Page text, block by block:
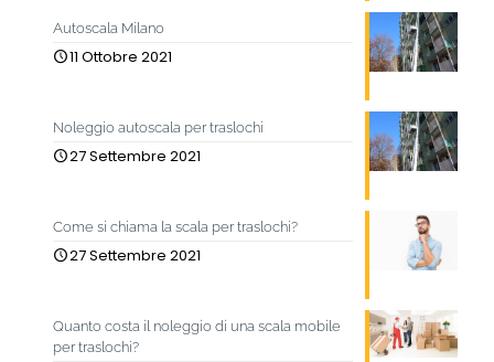
Autoscala Milano
11 Ottobre 2021
Noleggio autoscala per traslochi
27 Settembre 2021
Come si chiama la scala per traslochi?
27 Settembre 2021
Quanto costa il noleggio di una scala mobile
per traslochi?